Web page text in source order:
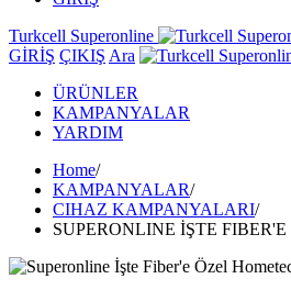
Turkcell Superonline
GİRİŞ ÇIKIŞ Ara
ÜRÜNLER
KAMPANYALAR
YARDIM
Home/
KAMPANYALAR/
CIHAZ KAMPANYALARI/
SUPERONLINE İŞTE